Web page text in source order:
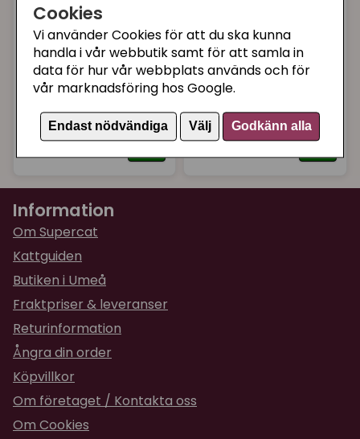
Cookies
Vi använder Cookies för att du ska kunna
handla i vår webbutik samt för att samla in
data för hur vår webbplats används och för
vår marknadsföring hos Google.
Endast nödvändiga Välj Godkänn alla
INTERSAND
Kattsand OdourLock
289 kr
INTERSAND
Kattsand OdourLock
Parfymfri Multicat 12
kg
289 kr
Information
Om Supercat
Kattguiden
Butiken i Umeå
Fraktpriser & leveranser
Returinformation
Ångra din order
Köpvillkor
Om företaget / Kontakta oss
Om Cookies